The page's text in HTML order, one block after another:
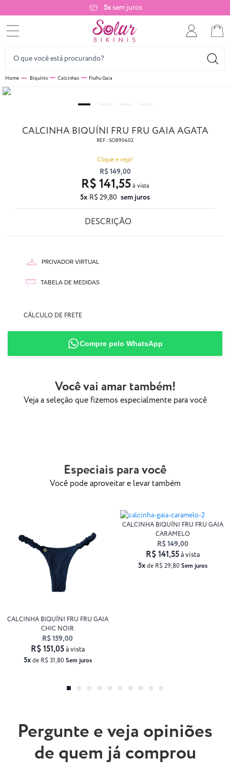
5xsem juros
Biquínis Calcinhas Frufru Gaia
CALCINHA BIQUÍNI FRU FRU GAIA AGATA
REF.: SO890602
Clique e veja!
R$ 149,00
5x R$ 29,80 sem juros
R$ 141,55
DESCRIÇÃO
87% Poliamida
PROVADOR VIRTUAL
TABELA DE MEDIDAS
CÁLCULO DE FRETE
Compre pelo WhatsApp
Você vai amar também!
Veja a seleção que fizemos especialmente para você
Especiais para você
Você pode aproveitar e levar também
CALCINHA BIQUÍNI FRU FRU GAIA
CHIC NOIR
R$ 159,00
5xde R$ 31,80 Sem juros
R$ 151,05à vista
CALCINHA BIQUÍNI FRU FRU GAIA
CARAMELO
R$ 149,00
5xde R$ 29,80 Sem juros
R$ 141,55à vista
Pergunte e veja opiniões
de quem já comprou